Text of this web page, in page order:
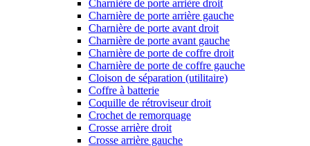
Charnière de porte arrière droit
Charnière de porte arrière gauche
Charnière de porte avant droit
Charnière de porte avant gauche
Charnière de porte de coffre droit
Charnière de porte de coffre gauche
Cloison de séparation (utilitaire)
Coffre à batterie
Coquille de rétroviseur droit
Crochet de remorquage
Crosse arrière droit
Crosse arrière gauche